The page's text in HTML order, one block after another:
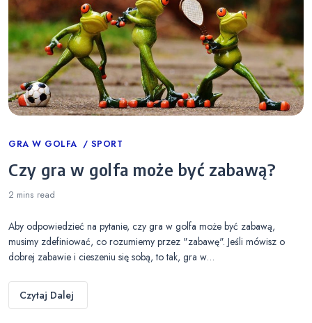
Categories
GRA W GOLFA SPORT
Czy gra w golfa może być zabawą?
2 mins read
Aby odpowiedzieć na pytanie, czy gra w golfa może być zabawą,
musimy zdefiniować, co rozumiemy przez "zabawę". Jeśli mówisz o
dobrej zabawie i cieszeniu się sobą, to tak, gra w…
Czytaj Dalej